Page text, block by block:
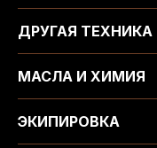
ДРУГАЯ ТЕХНИКА
МАСЛА И ХИМИЯ
ЭКИПИРОВКА